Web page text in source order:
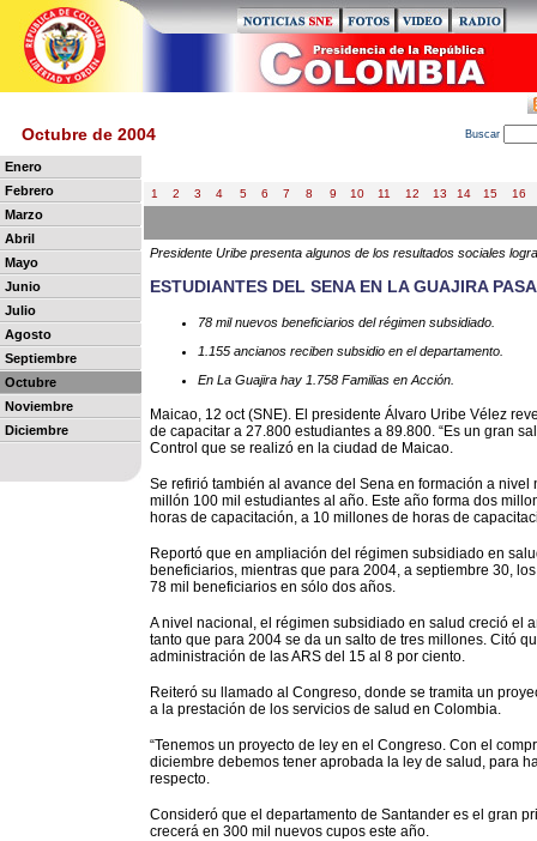
Octubre de 2004 Buscar
Enero
Febrero
Marzo
Abril
Mayo
Junio
Julio
Agosto
Septiembre
Octubre
Noviembre
Diciembre
1 2 3 4 5 6 7 8 9 10 11 12 13 14 15 16
Presidente Uribe presenta algunos de los resultados sociales
ESTUDIANTES DEL SENA EN LA GUAJIRA
78 mil nuevos beneficiarios del régimen subsidiado.
1.155 ancianos reciben subsidio en el departamento.
En La Guajira hay 1.758 Familias en Acción.
Maicao, 12 oct (SNE). El presidente Álvaro Uribe Vélez
de capacitar a 27.800 estudiantes a 89.800. “Es un gran
Control que se realizó en la ciudad de Maicao.
Se refirió también al avance del Sena en formación a
millón 100 mil estudiantes al año. Este año forma dos
horas de capacitación, a 10 millones de horas de
Reportó que en ampliación del régimen subsidiado en
beneficiarios, mientras que para 2004, a septiembre 30,
78 mil beneficiarios en sólo dos años.
A nivel nacional, el régimen subsidiado en salud creció el
tanto que para 2004 se da un salto de tres millones. Citó
administración de las ARS del 15 al 8 por ciento.
Reiteró su llamado al Congreso, donde se tramita un
a la prestación de los servicios de salud en Colombia.
“Tenemos un proyecto de ley en el Congreso. Con el
diciembre debemos tener aprobada la ley de salud, para
respecto.
Consideró que el departamento de Santander es el gran
crecerá en 300 mil nuevos cupos este año.